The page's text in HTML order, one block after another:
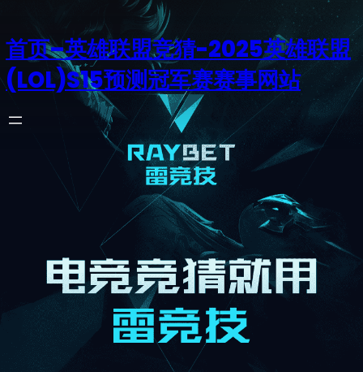
首页–英雄联盟竞猜-2025英雄联盟
(LOL)S15预测冠军赛赛事网站